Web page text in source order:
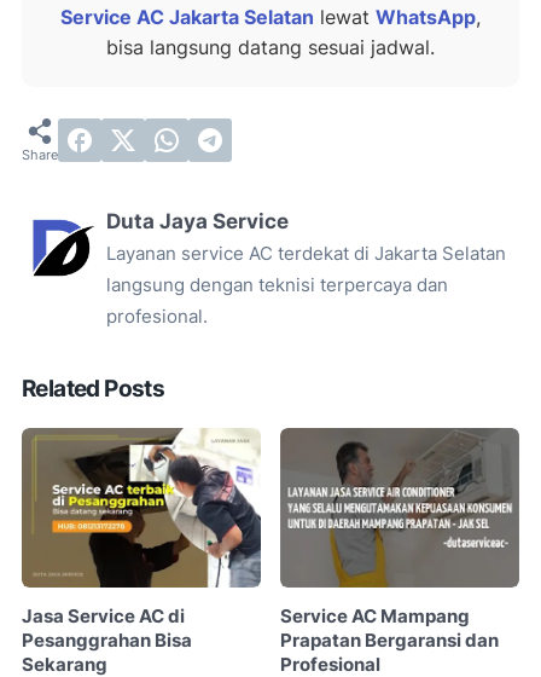
Service AC Jakarta Selatan lewat WhatsApp,
bisa langsung datang sesuai jadwal.
Duta Jaya Service
Layanan service AC terdekat di Jakarta Selatan
langsung dengan teknisi terpercaya dan
profesional.
Related Posts
Jasa Service AC di
Pesanggrahan Bisa
Sekarang
Service AC Mampang
Prapatan Bergaransi dan
Profesional